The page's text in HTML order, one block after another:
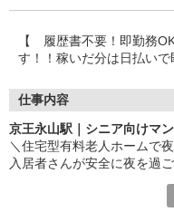
【 履歴書不要！即勤務
す！！稼いだ分は日払い
仕事内容
京王永山駅｜シニア向けマ
＼住宅型有料老人ホームで
入居者さんが安全に夜を過